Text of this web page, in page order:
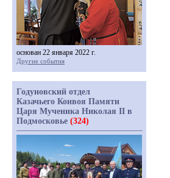
основан 22 января 2022 г.
Другие события
Годуновский отдел
Казачьего Конвоя Памяти
Царя Мученика Николая II в
Подмосковье (324)